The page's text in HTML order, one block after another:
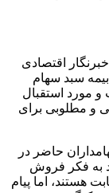
اقتصادی
بیمه سبد سهام
مورد استقبال
و مطلوبی برای
حاضر در
به فکر فروش
هستند، اما پیام